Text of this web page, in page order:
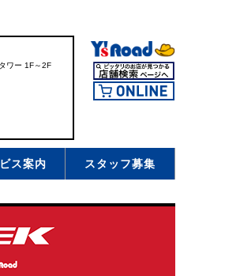
ワー 1F～2F
ス案内 スタッフ募集